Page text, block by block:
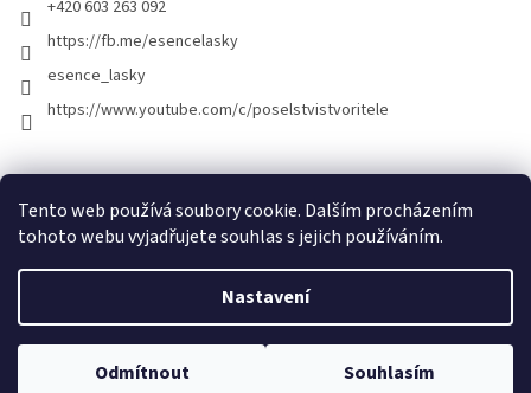
Tento web používá soubory cookie. Dalším procházením
tohoto webu vyjadřujete souhlas s jejich používáním.
Nastavení
Odmítnout Souhlasím
+420 603 263 092
https://fb.me/esencelasky
esence_lasky
https://www.youtube.com/c/poselstvistvoritele
Vytvořil Shoptet
Copyright 2026Esence lásky . Všechna práva vyhrazena.